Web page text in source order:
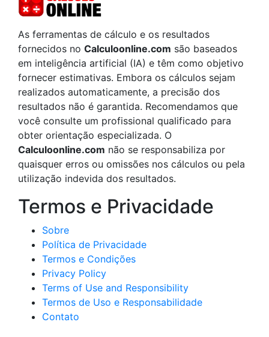
As ferramentas de cálculo e os resultados
fornecidos no Calculoonline.com são baseados
em inteligência artificial (IA) e têm como objetivo
fornecer estimativas. Embora os cálculos sejam
realizados automaticamente, a precisão dos
resultados não é garantida. Recomendamos que
você consulte um profissional qualificado para
obter orientação especializada. O
Calculoonline.com não se responsabiliza por
quaisquer erros ou omissões nos cálculos ou pela
utilização indevida dos resultados.
Termos e Privacidade
Sobre
Política de Privacidade
Termos e Condições
Privacy Policy
Terms of Use and Responsibility
Termos de Uso e Responsabilidade
Contato